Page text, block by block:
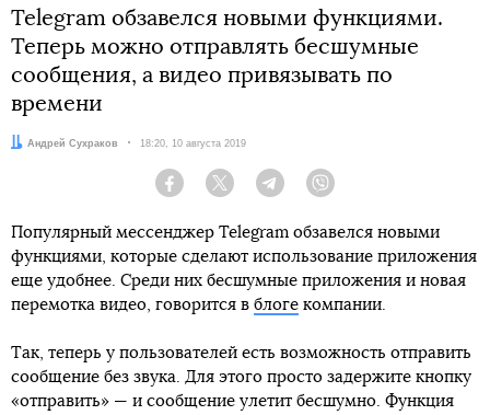
Telegram обзавелся новыми функциями.
Теперь можно отправлять бесшумные
сообщения, а видео привязывать по
времени
Автор:
Андрей Сухраков Дата:
18:20, 10 августа 2019
Facebook Twitter Telegram
Популярный мессенджер Telegram обзавелся новыми
функциями, которые сделают использование приложения
еще удобнее. Среди них бесшумные приложения и новая
перемотка видео, говорится в блоге компании.
Так, теперь у пользователей есть возможность отправить
сообщение без звука. Для этого просто задержите кнопку
«отправить» — и сообщение улетит бесшумно. Функция